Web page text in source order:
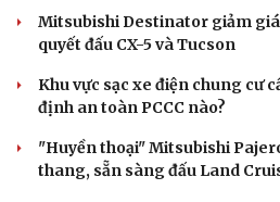
Mitsubishi Destinator giảm
quyết đấu CX-5 và Tucson
Khu vực sạc xe điện chung cư
định an toàn PCCC nào?
"Huyền thoại" Mitsubishi
thang, sẵn sàng đấu Land